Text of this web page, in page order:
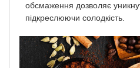
обсмаження дозволяє
підкреслюючи солодкість.